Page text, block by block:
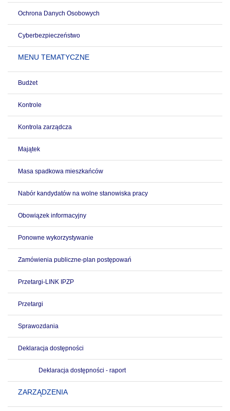
Ochrona Danych Osobowych
Cyberbezpieczeństwo
MENU TEMATYCZNE
Budżet
Kontrole
Kontrola zarządcza
Majątek
Masa spadkowa mieszkańców
Nabór kandydatów na wolne stanowiska pracy
Obowiązek informacyjny
Ponowne wykorzystywanie
Zamówienia publiczne-plan postępowań
Przetargi-LINK IPZP
Przetargi
Sprawozdania
Deklaracja dostępności
Deklaracja dostępności - raport
ZARZĄDZENIA